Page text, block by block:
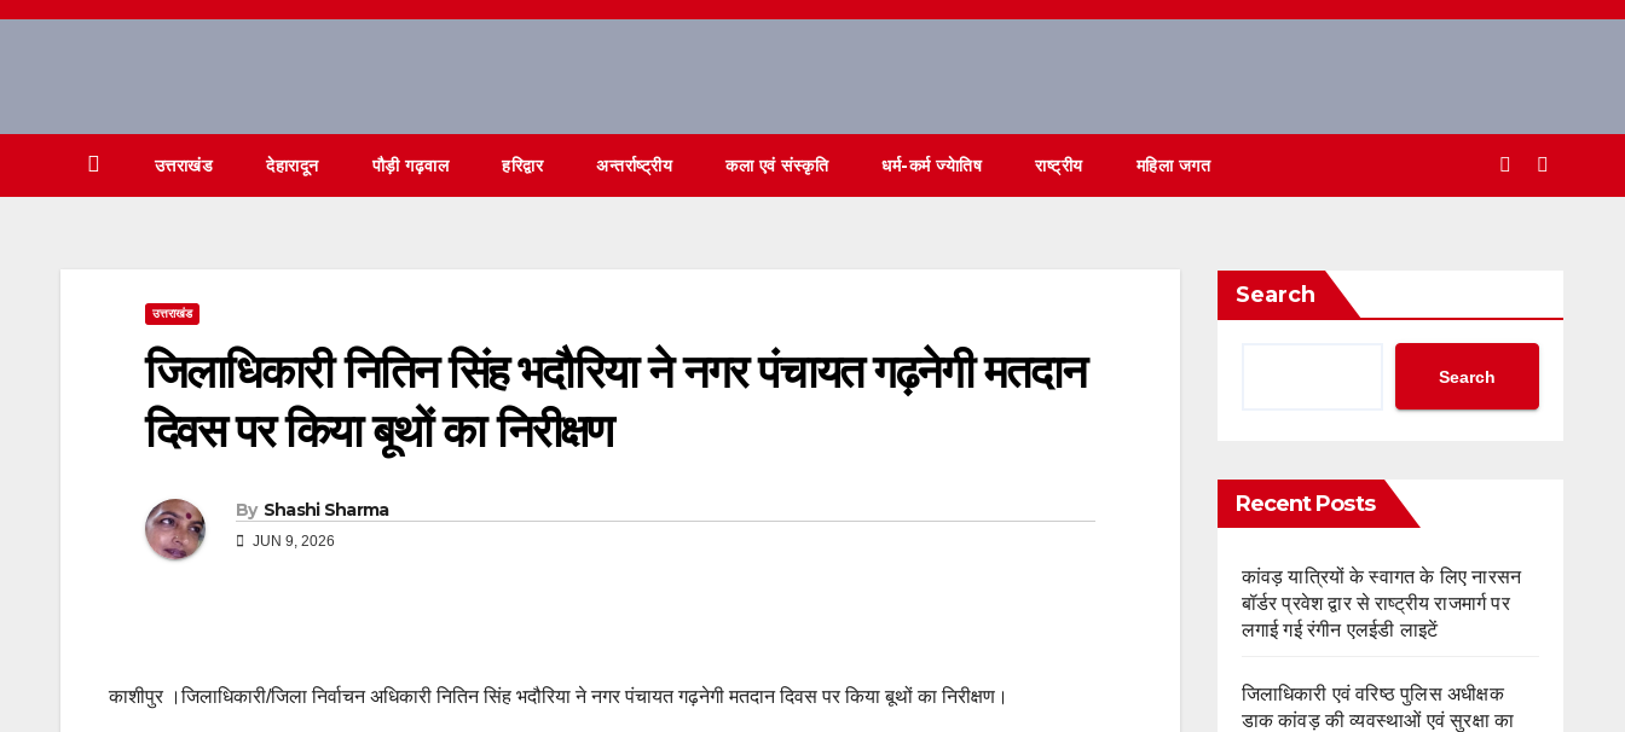
Skip
उत्तराखंड देहारादून पौड़ी गढ़वाल हरिद्वार अन्तर्राष्ट्रीय कला एवं संस्कृति धर्म-कर्म ज्येातिष राष्ट्रीय महिला जगत
उत्तराखंड
जिलाधिकारी नितिन सिंह भदौरिया ने नगर पंचायत गढ़नेगी मतदान
दिवस पर किया बूथों का निरीक्षण
By Shashi Sharma
JUN 9, 2026
काशीपुर ।जिलाधिकारी/जिला निर्वाचन अधिकारी नितिन सिंह भदौरिया ने नगर पंचायत गढ़नेगी मतदान दिवस पर किया बूथों का निरीक्षण।
Search
Search
Recent Posts
कांवड़ यात्रियों के स्वागत के लिए नारसन
बॉर्डर प्रवेश द्वार से राष्ट्रीय राजमार्ग पर
लगाई गई रंगीन एलईडी लाइटें
जिलाधिकारी एवं वरिष्ठ पुलिस अधीक्षक
डाक कांवड़ की व्यवस्थाओं एवं सुरक्षा का